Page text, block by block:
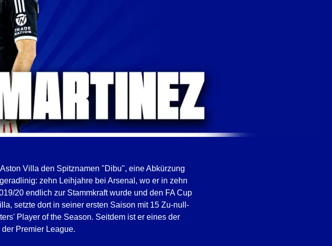
Villa den Spitznamen "Dibu", eine Abkürzung
zehn Leihjahre bei Arsenal, wo er in zehn
20 endlich zur Stammkraft wurde und den FA Cup
setzte dort in seiner ersten Saison mit 15 Zu-null-
Player of the Season. Seitdem ist er eines der
Premier League.